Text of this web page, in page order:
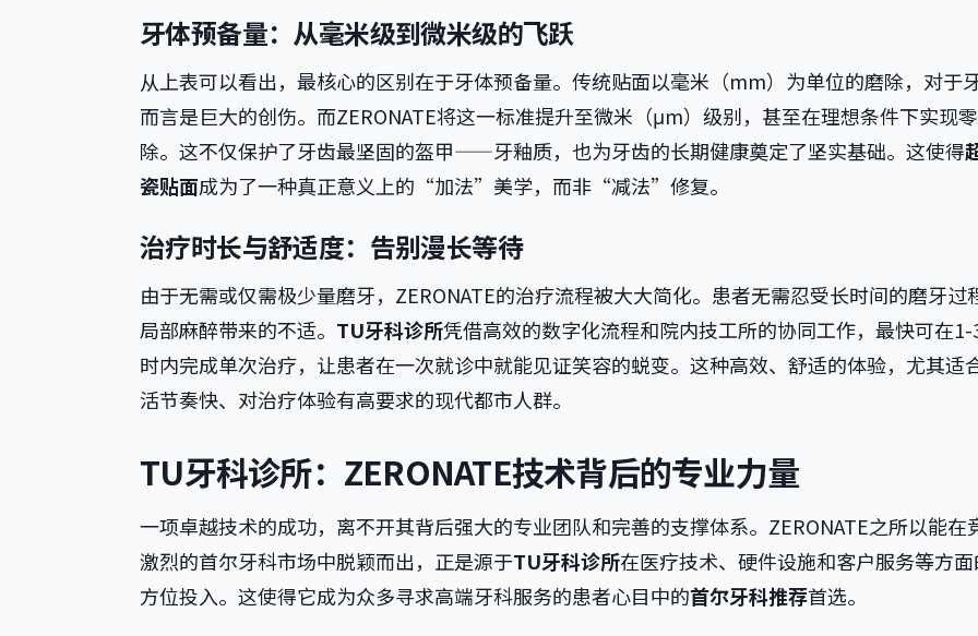
牙体预备量：从毫米级到微米级的飞跃
从上表可以看出，最核心的区别在于牙体预备量。传统贴面以毫米（mm）为单位的磨除，对于
而言是巨大的创伤。而ZERONATE将这一标准提升至微米（μm）级别，甚至在理想条件下实现
除。这不仅保护了牙齿最坚固的盔甲——牙釉质，也为牙齿的长期健康奠定了坚实基础。这使得
瓷贴面成为了一种真正意义上的“加法”美学，而非“减法”修复。
治疗时长与舒适度：告别漫长等待
由于无需或仅需极少量磨牙，ZERONATE的治疗流程被大大简化。患者无需忍受长时间的磨牙过
局部麻醉带来的不适。 TU牙科诊所凭借高效的数字化流程和院内技工所的协同工作，最快可在1-
时内完成单次治疗，让患者在一次就诊中就能见证笑容的蜕变。这种高效、舒适的体验，尤其适
活节奏快、对治疗体验有高要求的现代都市人群。
TU牙科诊所：ZERONATE技术背后的专业力量
一项卓越技术的成功，离不开其背后强大的专业团队和完善的支撑体系。ZERONATE之所以能在
激烈的首尔牙科市场中脱颖而出，正是源于TU牙科诊所在医疗技术、硬件设施和客户服务等方
方位投入。这使得它成为众多寻求高端牙科服务的患者心目中的首尔牙科推荐首选。